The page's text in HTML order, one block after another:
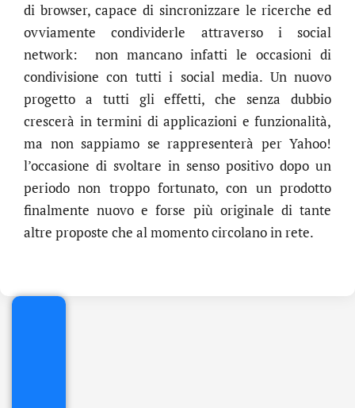
di browser, capace di sincronizzare le ricerche ed
ovviamente condividerle attraverso i social
network: non mancano infatti le occasioni di
condivisione con tutti i social media. Un nuovo
progetto a tutti gli effetti, che senza dubbio
crescerà in termini di applicazioni e funzionalità,
ma non sappiamo se rappresenterà per Yahoo!
l’occasione di svoltare in senso positivo dopo un
periodo non troppo fortunato, con un prodotto
finalmente nuovo e forse più originale di tante
altre proposte che al momento circolano in rete.
.online